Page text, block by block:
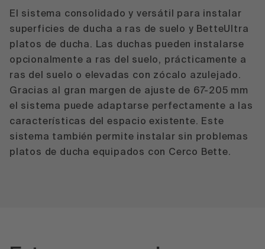
El sistema consolidado y versátil para instalar
superficies de ducha a ras de suelo y BetteUltra
platos de ducha. Las duchas pueden instalarse
opcionalmente a ras del suelo, prácticamente a
ras del suelo o elevadas con zócalo azulejado.
Gracias al gran margen de ajuste de 67-205 mm
el sistema puede adaptarse perfectamente a las
características del espacio existente. Este
sistema también permite instalar sin problemas
platos de ducha equipados con Cerco Bette.